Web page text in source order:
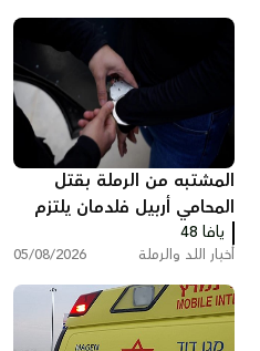
المشتبه من الرملة بقتل
المحامي أربيل فلدمان يلتزم
الصمت في التحقيق ويقول:
"أنا مريض نفسيًا"
يافا 48
أخبار اللد والرملة 05/08/2026